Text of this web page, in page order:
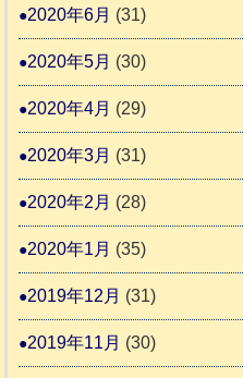
2020年6月 (31)
2020年5月 (30)
2020年4月 (29)
2020年3月 (31)
2020年2月 (28)
2020年1月 (35)
2019年12月 (31)
2019年11月 (30)